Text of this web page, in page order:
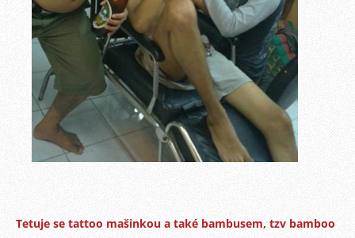
Tetuje se tattoo mašinkou a také bambusem, tzv bamboo